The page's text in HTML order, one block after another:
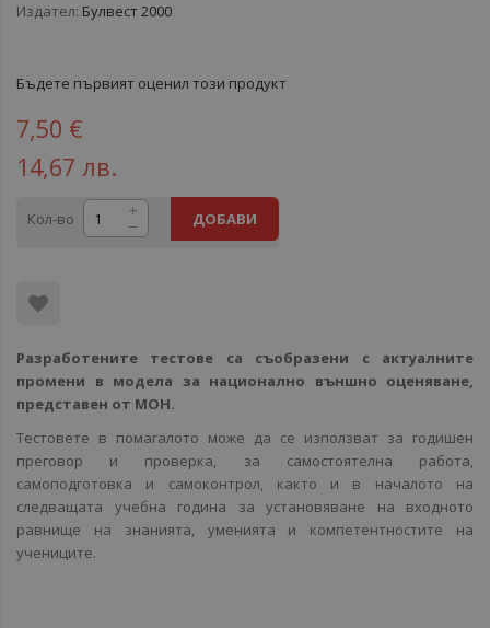
Издател: Булвест 2000
Бъдете първият оценил този продукт
7,50 €
14,67 лв.
Кол-во ДОБАВИ
Разработените тестове са съобразени с актуалните
промени в модела за национално външно оценяване,
представен от МОН.
Тестовете в помагалото може да се използват за годишен
преговор и проверка, за самостоятелна работа,
самоподготовка и самоконтрол, както и в началото на
следващата учебна година за установяване на входното
равнище на знанията, уменията и компетентностите на
учениците.